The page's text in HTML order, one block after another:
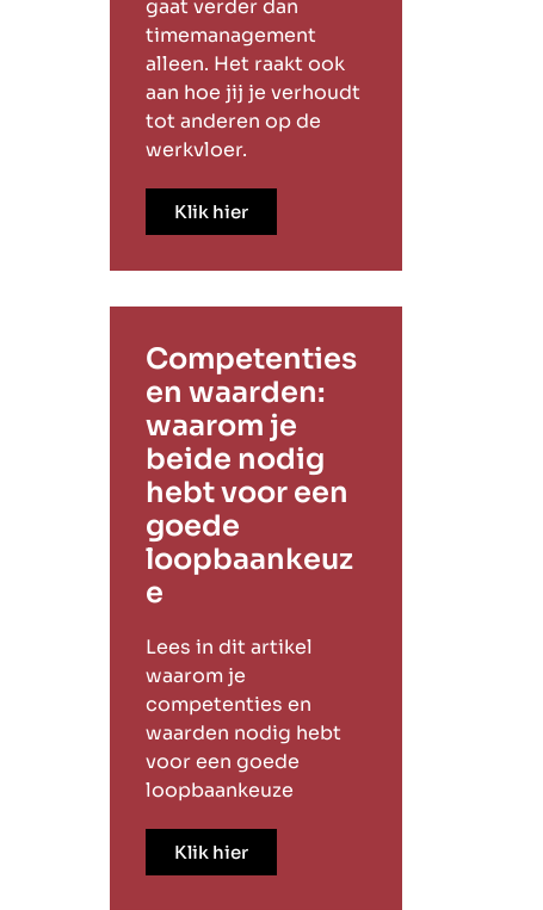
gaat verder dan
timemanagement
alleen. Het raakt ook
aan hoe jij je verhoudt
tot anderen op de
werkvloer.
Klik hier
Competenties
en waarden:
waarom je
beide nodig
hebt voor een
goede
loopbaankeuz
e
Lees in dit artikel
waarom je
competenties en
waarden nodig hebt
voor een goede
loopbaankeuze
Klik hier